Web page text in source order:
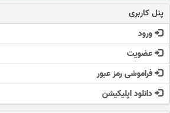
پنل کاربری
ورود
عضویت
فراموشی رمز عبور
دانلود اپلیکیشن